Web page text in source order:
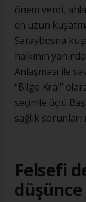
önem verdi,
en uzun
Saraybosna
halkının
Anlaşması ile
“Bilge Kral”
seçimle üçlü
sağlık
Felsefi
düşünce